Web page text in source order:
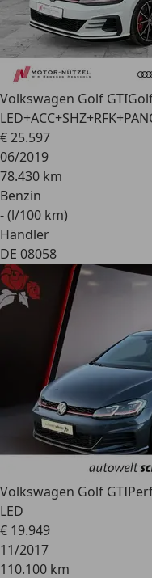
Volkswagen Golf GTI
€ 25.597
06/2019
78.430 km
Benzin
- (l/100 km)
Händler
DE 08058
Volkswagen Golf GTI
LED
€ 19.949
11/2017
110.100 km